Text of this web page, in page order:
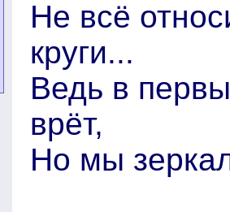
Не всё
круги...
Ведь в
врёт,
Но мы